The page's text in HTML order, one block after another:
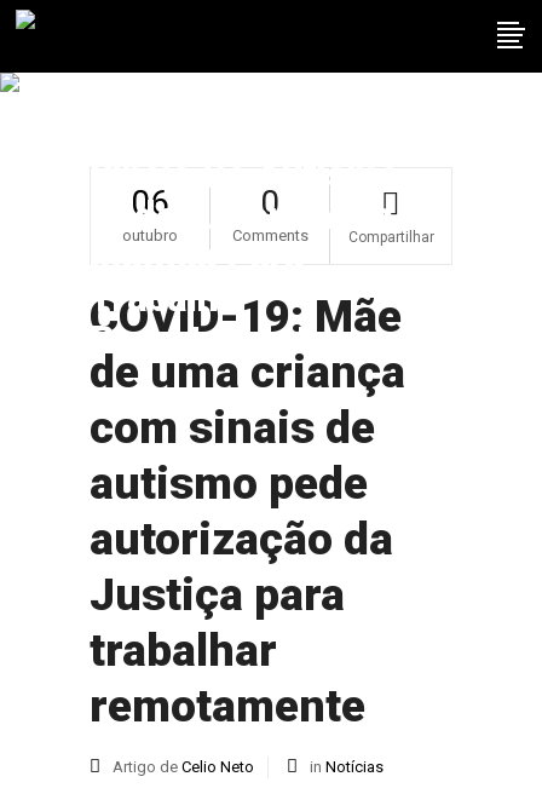
Sinais De Autismo
Pede Autorização Da
Justiça Para
Trabalhar
Remotamente
06
outubro
0
Comments Compartilhar
COVID-19: Mãe
de uma criança
com sinais de
autismo pede
autorização da
Justiça para
trabalhar
remotamente
Artigo de Celio Neto in Notícias